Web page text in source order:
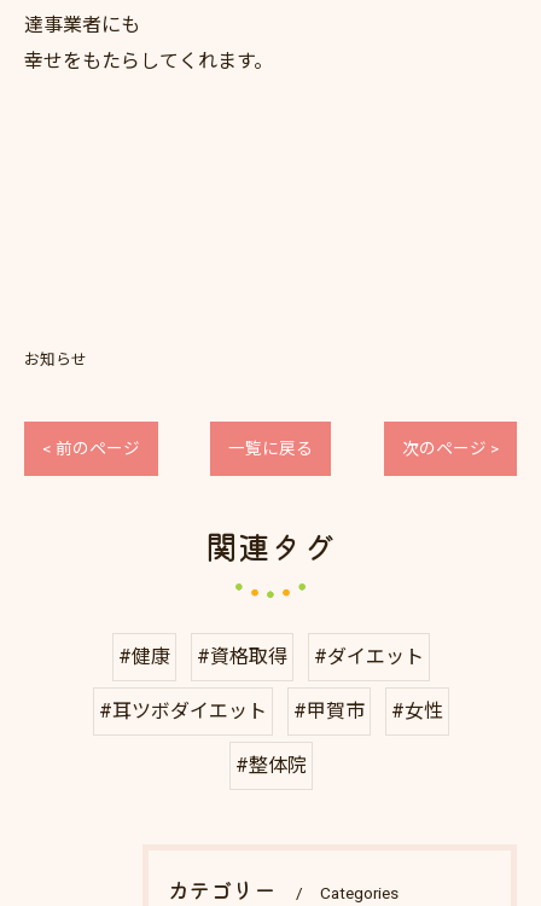
達事業者にも
幸せをもたらしてくれます。
お知らせ
< 前のページ 一覧に戻る 次のページ >
関連タグ
#健康 #資格取得 #ダイエット
#耳ツボダイエット #甲賀市 #女性
#整体院
カテゴリー Categories